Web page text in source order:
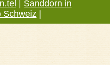
| Sanddorn in
Schweiz |